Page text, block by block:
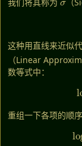
这种用直线来近似
（Linear
数等式中：
重组一下各项的顺